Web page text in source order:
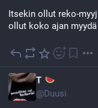
Itsekin ollut reko-
ollut koko ajan
T
@Duusi